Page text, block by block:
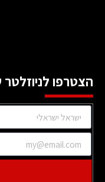
הצטרפו לניוזלטר